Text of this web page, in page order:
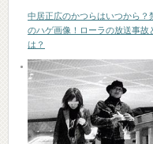
中居正広のかつらはいつから？
のハゲ画像！ローラの放送事故
は？